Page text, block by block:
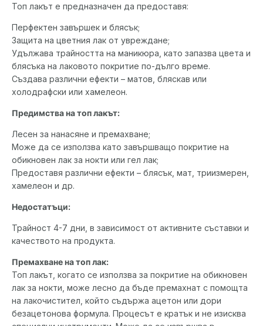
Топ лакът е предназначен да предоставя:
Перфектен завършек и блясък;
Защита на цветния лак от увреждане;
Удължава трайността на маникюра, като запазва цвета и
блясъка на лаковото покритие по-дълго време.
Създава различни ефекти – матов, бляскав или
холодрафски или хамелеон.
Предимства на топ лакът:
Лесен за нанасяне и премахване;
Може да се използва като завършващо покритие на
обикновен лак за нокти или гел лак;
Предоставя различни ефекти – блясък, мат, триизмерен,
хамелеон и др.
Недостатъци:
Трайност 4-7 дни, в зависимост от активните съставки и
качеството на продукта.
Премахване на топ лак:
Топ лакът, когато се използва за покритие на обикновен
лак за нокти, може лесно да бъде премахнат с помощта
на лакочистител, който съдържа ацетон или дори
безацетонова формула. Процесът е кратък и не изисква